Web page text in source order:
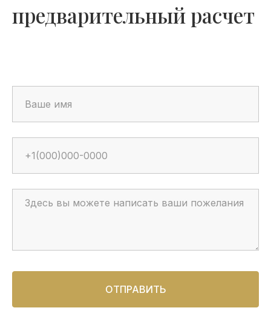
предварительный расчет
ОТПРАВИТЬ